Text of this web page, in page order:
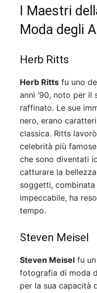
I Maestri
Moda degli
Herb Ritts
Herb Ritts fu uno
anni ’90, noto per il
raffinato. Le sue
nero, erano
classica. Ritts
celebrità più
che sono diventati
catturare la
soggetti,
impeccabile, ha
tempo.
Steven Meisel
Steven Meisel fu
fotografia di moda
per la sua capacità